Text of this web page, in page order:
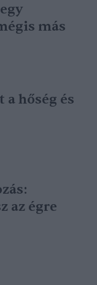
más
hőség és
az égre